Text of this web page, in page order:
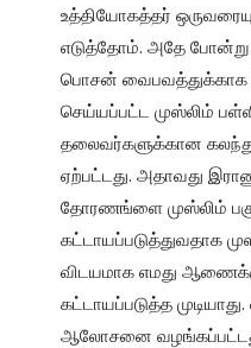
உத்தியோகத்தர்
எடுத்தோம். அதே போன்று
பொசன் வைபவத்துக்காக
செய்யப்பட்ட முஸ்லிம்
தலைவர்களுக்கான
ஏற்பட்டது. அதாவது
தோரணங்ளை முஸ்லிம்
கட்டாயப்படுத்துவதாக
விடயமாக எமது
கட்டாயப்படுத்த
ஆலோசனை